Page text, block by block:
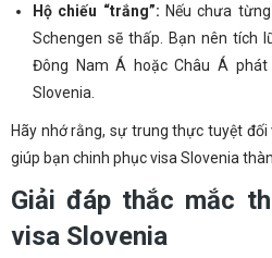
Hộ chiếu “trắng”: Nếu chưa
Schengen sẽ thấp. Bạn nên tích
Đông Nam Á hoặc Châu Á
Slovenia.
Hãy nhớ rằng, sự trung thực tuyệt
giúp bạn chinh phục visa Slovenia
Giải đáp thắc mắc
visa Slovenia